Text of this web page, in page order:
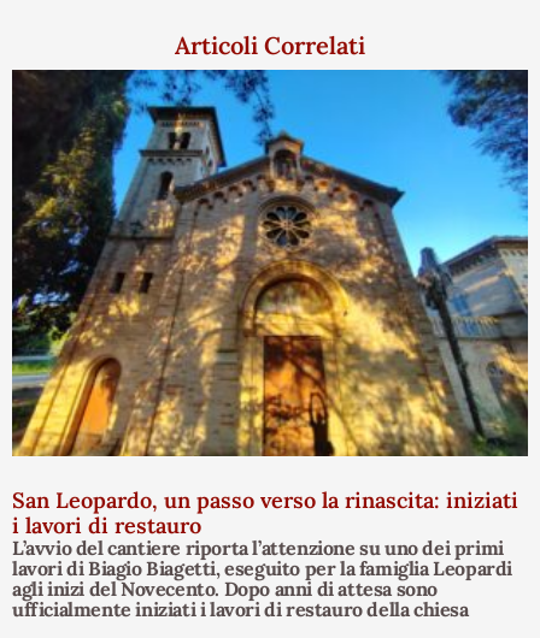
Articoli Correlati
San Leopardo, un passo verso la rinascita: iniziati
i lavori di restauro
L’avvio del cantiere riporta l’attenzione su uno dei primi
lavori di Biagio Biagetti, eseguito per la famiglia Leopardi
agli inizi del Novecento. Dopo anni di attesa sono
ufficialmente iniziati i lavori di restauro della chiesa